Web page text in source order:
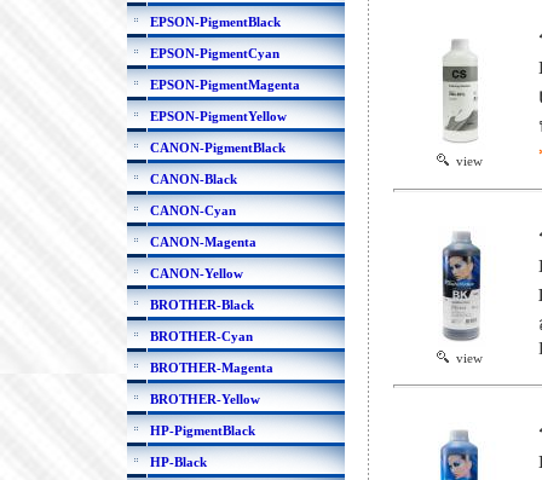
EPSON-PigmentBlack
EPSON-PigmentCyan
EPSON-PigmentMagenta
EPSON-PigmentYellow
CANON-PigmentBlack
CANON-Black
CANON-Cyan
CANON-Magenta
CANON-Yellow
BROTHER-Black
BROTHER-Cyan
BROTHER-Magenta
BROTHER-Yellow
HP-PigmentBlack
HP-Black
view
view